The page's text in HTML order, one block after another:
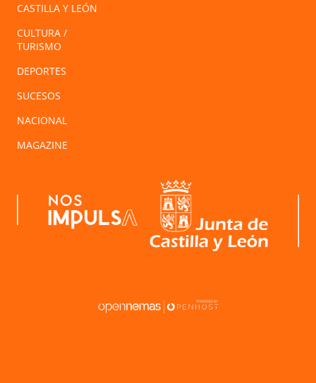
CASTILLA Y LEÓN
CULTURA /
TURISMO
DEPORTES
SUCESOS
NACIONAL
MAGAZINE